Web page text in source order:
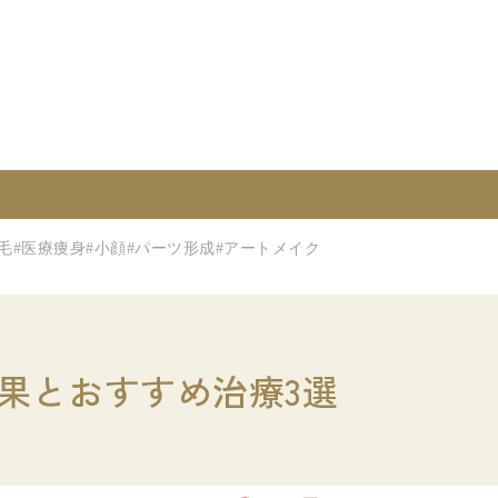
#医療痩身#小顔#パーツ形成#アートメイク
とおすすめ治療3選